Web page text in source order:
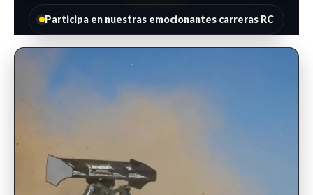
Participa en nuestras emocionantes carreras RC
INSCRIPCIONES ABIERTAS